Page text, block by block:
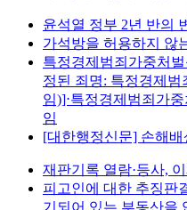
윤석열 정부 2년 반의
가석방을 허용하지 않
특정경제범죄가중처
정된 죄명: 특정경제
임)]⋅특정경제범죄가
임
[대한행정신문] 손해
재판기록 열람·등사,
피고인에 대한 추징판
기되어 있는 부동산을